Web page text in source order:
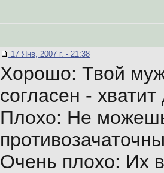
17 Янв, 2007 г. - 21:38
Хорошо: Твой
согласен - хватит
Плохо: Не
Очень плохо: Их